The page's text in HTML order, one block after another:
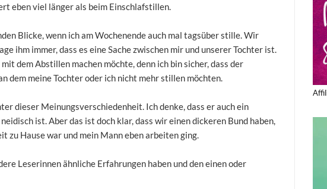
eben viel länger als beim Einschlafstillen.
Blicke, wenn ich am Wochenende auch mal tagsüber stille. Wir
ihm immer, dass es eine Sache zwischen mir und unserer Tochter ist.
dem Abstillen machen möchte, denn ich bin sicher, dass der
dem meine Tochter oder ich nicht mehr stillen möchten.
dieser Meinungsverschiedenheit. Ich denke, dass er auch ein
ist. Aber das ist doch klar, dass wir einen dickeren Bund haben,
zu Hause war und mein Mann eben arbeiten ging.
Leserinnen ähnliche Erfahrungen haben und den einen oder